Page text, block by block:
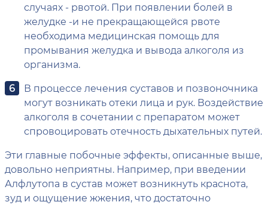
случаях - рвотой. При появлении болей в
желудке -и не прекращающейся рвоте
необходима медицинская помощь для
промывания желудка и вывода алкоголя из
организма.
В процессе лечения суставов и позвоночника
могут возникать отеки лица и рук. Воздействие
алкоголя в сочетании с препаратом может
спровоцировать отечность дыхательных путей.
Эти главные побочные эффекты, описанные выше,
довольно неприятны. Например, при введении
Алфлутопа в сустав может возникнуть краснота,
зуд и ощущение жжения, что достаточно